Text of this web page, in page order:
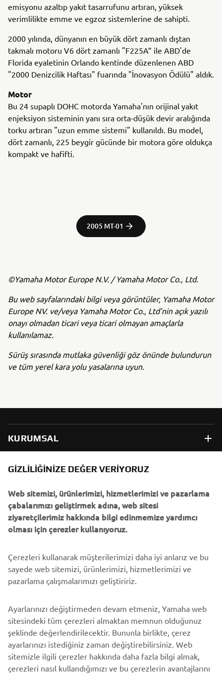
emisyonu azaltıp yakıt tasarrufunu artıran, yüksek
verimlilikte emme ve egzoz sistemlerine de sahipti.
2000 yılında, dünyanın en büyük dört zamanlı dıştan
takmalı motoru V6 dört zamanlı "F225A” ile ABD'de
Florida eyaletinin Orlando kentinde düzenlenen ABD
"2000 Denizcilik Haftası" fuarında "İnovasyon Ödülü" aldık.
Motor
Bu 24 supaplı DOHC motorda Yamaha'nın orijinal yakıt
enjeksiyon sisteminin yanı sıra orta-düşük devir aralığında
torku artıran "uzun emme sistemi" kullanıldı. Bu model,
dört zamanlı, 225 beygir gücünde bir motora göre oldukça
kompakt ve hafifti.
2005 MT-01
©Yamaha Motor Europe N.V. / Yamaha Motor Co., Ltd.
Bu web sayfalarındaki bilgi veya görüntüler, Yamaha Motor
Europe NV. ve/veya Yamaha Motor Co., Ltd'nin açık yazılı
onayı olmadan ticari veya ticari olmayan amaçlarla
kullanılamaz.
Sürüş sırasında mutlaka güvenliği göz önünde bulundurun
ve tüm yerel kara yolu yasalarına uyun.
KURUMSAL
B2B
DAHA FAZLA YAMAHA
DESTEK
BÜLTEN
En son fırsatları, özel etkinlikleri, yeni çıkan ürünleri ve daha
fazlasını ilk öğrenen siz olun
ABONE OL
Gizlilik Politikamızı okuyarak kişisel verilerinizi nasıl işlediğimizi
GIZLILIĞINIZE DEĞER VERIYORUZ
Web sitemizi, ürünlerimizi, hizmetlerimizi ve pazarlama
çabalarımızı geliştirmek adına, web sitesi
ziyaretçilerimiz hakkında bilgi edinmemize yardımcı
olması için çerezler kullanıyoruz.
Çerezleri kullanarak müşterilerimizi daha iyi anlarız ve bu
sayede web sitemizi, ürünlerimizi, hizmetlerimizi ve
pazarlama çalışmalarımızı geliştiririz.
Ayarlarınızı değiştirmeden devam etmeniz, Yamaha web
sitesindeki tüm çerezleri almaktan memnun olduğunuz
şeklinde değerlendirilecektir. Bununla birlikte, çerez
ayarlarınızı istediğiniz zaman değiştirebilirsiniz. Web
sitemizle ilgili çerezler hakkında daha fazla bilgi almak,
çerezleri nasıl kullandığımızı ve bu çerezlerin avantajlarını